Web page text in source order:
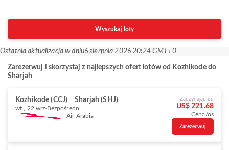
Wyszukaj loty
Ostatnia aktualizacja w dniu6 sierpnia 2026 20:24 GMT+0
Zarezerwuj i skorzystaj z najlepszych ofert lotów od Kozhikode do
Sharjah
Kozhikode (CCJ) Sharjah (SHJ)
wt., 22 wrz Bezpośredni
Air Arabia
Zaczynając od
US$ 221.68
Cena/os
Zarezerwuj